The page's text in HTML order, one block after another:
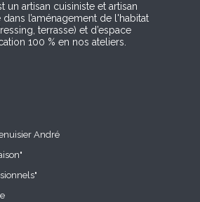
un artisan cuisiniste et artisan
l’aménagement de l'habitat
terrasse) et d’espace
100 % en nos ateliers.
André